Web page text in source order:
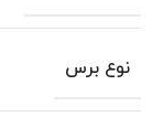
نوع برس